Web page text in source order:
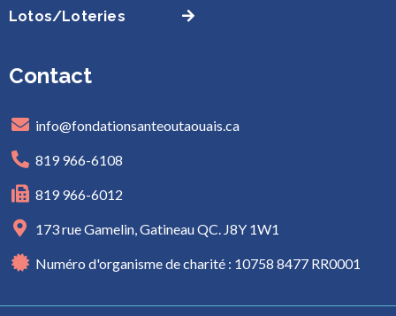
Lotos/Loteries
Contact
info@fondationsanteoutaouais.ca
819 966-6108
819 966-6012
173 rue Gamelin, Gatineau QC. J8Y 1W1
Numéro d'organisme de charité : 10758 8477 RR0001